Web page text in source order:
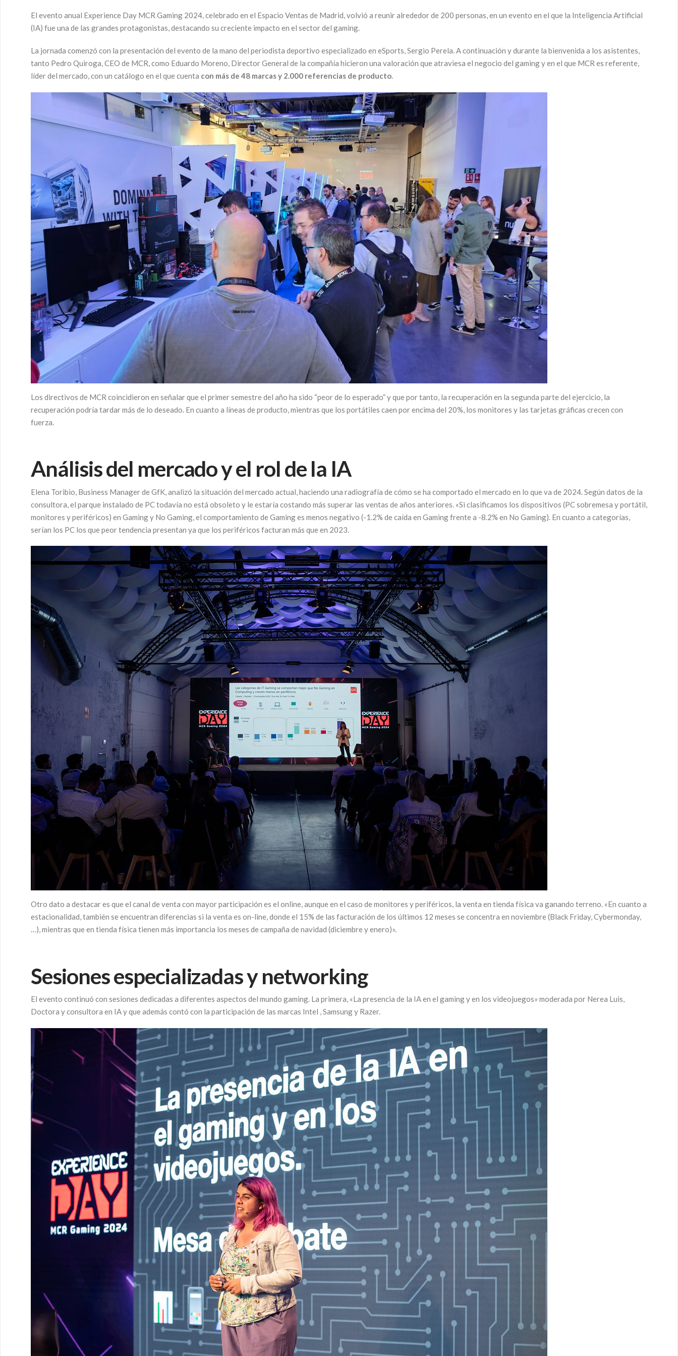
El evento anual Experience Day MCR Gaming 2024, celebrado en el Espacio Ventas de Madrid, volvió a reunir alrededor de 200 personas, en un evento en el que la Inteligencia Artificial
(IA) fue una de las grandes protagonistas, destacando su creciente impacto en el sector del gaming.
La jornada comenzó con la presentación del evento de la mano del periodista deportivo especializado en eSports, Sergio Perela. A continuación y durante la bienvenida a los asistentes,
tanto Pedro Quiroga, CEO de MCR, como Eduardo Moreno, Director General de la compañía hicieron una valoración que atraviesa el negocio del gaming y en el que MCR es referente,
líder del mercado, con un catálogo en el que cuenta con más de 48 marcasy 2.000 referencias de producto.
Los directivos de MCR coincidieron en señalar que el primer semestre del año ha sido “peor de lo esperado” y que por tanto, la recuperación en la segunda parte del ejercicio, la
recuperación podría tardar más de lo deseado. En cuanto a líneas de producto, mientras que los portátiles caen por encima del 20%, los monitores y las tarjetas gráficas crecen con
fuerza.
Análisis del mercado y el rol de la IA
Elena Toribio, Business Manager de GfK, analizó la situación del mercado actual, haciendo una radiografía de cómo se ha comportado el mercado en lo que va de 2024. Según datos de la
consultora, el parque instalado de PC todavía no está obsoleto y le estaría costando más superar las ventas de años anteriores. «Si clasificamos los dispositivos (PC sobremesa y portátil,
monitores y periféricos) en Gaming y No Gaming, el comportamiento de Gaming es menos negativo (-1.2% de caída en Gaming frente a -8.2% en No Gaming). En cuanto a categorías,
serían los PC los que peor tendencia presentan ya que los periféricos facturan más que en 2023.
Otro dato a destacar es que el canal de venta con mayor participación es el online, aunque en el caso de monitores y periféricos, la venta en tienda física va ganando terreno. «En cuanto a
estacionalidad, también se encuentran diferencias si la venta es on-line, donde el 15% de las facturación de los últimos 12 meses se concentra en noviembre (Black Friday, Cybermonday,
…), mientras que en tienda física tienen más importancia los meses de campaña de navidad (diciembre y enero)».
Sesiones especializadas y networking
El evento continuó con sesiones dedicadas a diferentes aspectos del mundo gaming. La primera, «La presencia de la IA en el gaming y en los videojuegos» moderada por Nerea Luis,
Doctora y consultora en IA y que además contó con la participación de las marcas Intel , Samsung y Razer.